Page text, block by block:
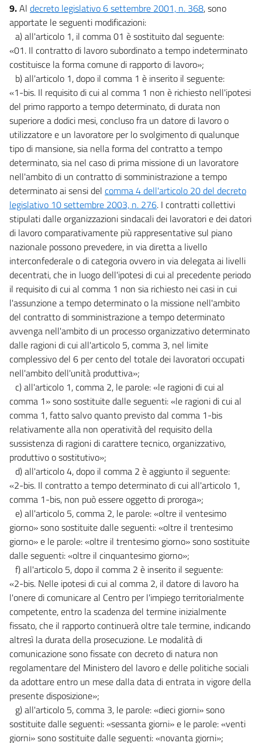
9.Al decreto legislativo 6 settembre 2001, n. 368, sono
apportate le seguenti modificazioni:
a) all'articolo 1, il comma 01 è sostituito dal seguente:
«01. Il contratto di lavoro subordinato a tempo indeterminato
costituisce la forma comune di rapporto di lavoro»;
b) all'articolo 1, dopo il comma 1 è inserito il seguente:
«1-bis. Il requisito di cui al comma 1 non è richiesto nell'ipotesi
del primo rapporto a tempo determinato, di durata non
superiore a dodici mesi, concluso fra un datore di lavoro o
utilizzatore e un lavoratore per lo svolgimento di qualunque
tipo di mansione, sia nella forma del contratto a tempo
determinato, sia nel caso di prima missione di un lavoratore
nell'ambito di un contratto di somministrazione a tempo
determinato ai sensi del comma 4 dell'articolo 20 del decreto
legislativo 10 settembre 2003, n. 276. I contratti collettivi
stipulati dalle organizzazioni sindacali dei lavoratori e dei datori
di lavoro comparativamente più rappresentative sul piano
nazionale possono prevedere, in via diretta a livello
interconfederale o di categoria ovvero in via delegata ai livelli
decentrati, che in luogo dell'ipotesi di cui al precedente periodo
il requisito di cui al comma 1 non sia richiesto nei casi in cui
l'assunzione a tempo determinato o la missione nell'ambito
del contratto di somministrazione a tempo determinato
avvenga nell'ambito di un processo organizzativo determinato
dalle ragioni di cui all'articolo 5, comma 3, nel limite
complessivo del 6 per cento del totale dei lavoratori occupati
nell'ambito dell'unità produttiva»;
c) all'articolo 1, comma 2, le parole: «le ragioni di cui al
comma 1» sono sostituite dalle seguenti: «le ragioni di cui al
comma 1, fatto salvo quanto previsto dal comma 1-bis
relativamente alla non operatività del requisito della
sussistenza di ragioni di carattere tecnico, organizzativo,
produttivo o sostitutivo»;
d) all'articolo 4, dopo il comma 2 è aggiunto il seguente:
«2-bis. Il contratto a tempo determinato di cui all'articolo 1,
comma 1-bis, non può essere oggetto di proroga»;
e) all'articolo 5, comma 2, le parole: «oltre il ventesimo
giorno» sono sostituite dalle seguenti: «oltre il trentesimo
giorno» e le parole: «oltre il trentesimo giorno» sono sostituite
dalle seguenti: «oltre il cinquantesimo giorno»;
f) all'articolo 5, dopo il comma 2 è inserito il seguente:
«2-bis. Nelle ipotesi di cui al comma 2, il datore di lavoro ha
l'onere di comunicare al Centro per l'impiego territorialmente
competente, entro la scadenza del termine inizialmente
fissato, che il rapporto continuerà oltre tale termine, indicando
altresì la durata della prosecuzione. Le modalità di
comunicazione sono fissate con decreto di natura non
regolamentare del Ministero del lavoro e delle politiche sociali
da adottare entro un mese dalla data di entrata in vigore della
presente disposizione»;
g) all'articolo 5, comma 3, le parole: «dieci giorni» sono
sostituite dalle seguenti: «sessanta giorni» e le parole: «venti
giorni» sono sostituite dalle seguenti: «novanta giorni»;